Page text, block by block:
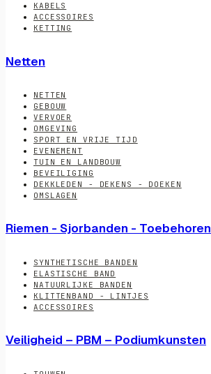
KABELS
ACCESSOIRES
KETTING
Netten
NETTEN
GEBOUW
VERVOER
OMGEVING
SPORT EN VRIJE TIJD
EVENEMENT
TUIN EN LANDBOUW
BEVEILIGING
DEKKLEDEN - DEKENS - DOEKEN
OMSLAGEN
Riemen - Sjorbanden - Toebehoren
SYNTHETISCHE BANDEN
ELASTISCHE BAND
NATUURLIJKE BANDEN
KLITTENBAND - LINTJES
ACCESSOIRES
Veiligheid – PBM – Podiumkunsten